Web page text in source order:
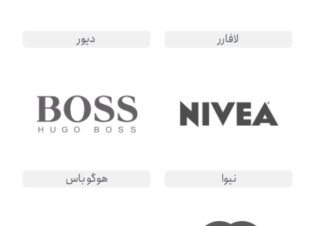
لافارر دیور
نیوا هوگو باس